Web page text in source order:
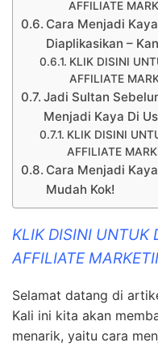
AFFILIATE
Cara Menjadi
Diaplikasikan –
KLIK DISINI
AFFILIATE
Jadi Sultan
Menjadi Kaya Di
KLIK DISINI
AFFILIATE
Cara Menjadi
Mudah Kok!
KLIK DISINI UNTUK
AFFILIATE
Selamat datang di
Kali ini kita akan
menarik, yaitu cara